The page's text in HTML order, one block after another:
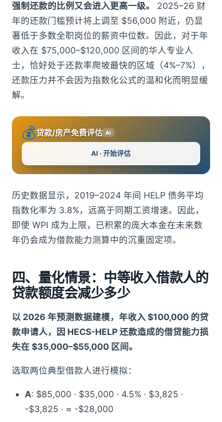
强制还款的比例又会进入更高一级。
2025–26 财
年的还款门槛预计将上调至 $56,000 附近，仍显
著低于多数全职岗位的薪资中位数。因此，对于年
收入在 $75,000–$120,000 区间的华人专业人
士，恰好处于还款率爬坡最快的区域（4%–7%），
还款压力并不会因为指数化公式的温和化而明显缓
解。
💰贷款/房产免费评估 AI
AI · 开始评估
历史数据显示，2019–2024 年间 HELP 债务平均
指数化率为 3.8%，远高于同期工资增速。因此，
即使 WPI 成为上限，已积累的庞大本金在未来数
年仍会成为借款能力测算中的沉重固定项。
四、量化情景：中等收入借款人的
贷款额度会减少多少
以 2026 年预测数据建模，年收入 $100,000 的贷
款申请人，因 HECS-HELP 还款造成的借贷能力损
失在 $35,000–$55,000 区间。
选取两位典型借款人进行模拟：
A: $85,000 · $35,000 · 4.5% · $3,825 ·
-$3,825 · ≈ -$28,000